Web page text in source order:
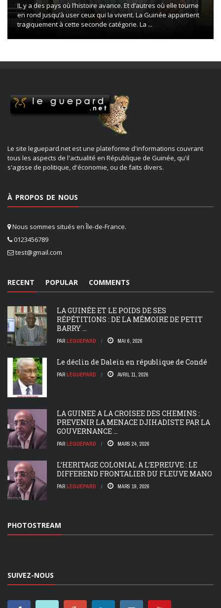
IL y a des pays où l’histoire avance. Et d’autres où elle tourne
en rond jusqu’à user ceux qui la vivent. La Guinée appartient
tragiquement à cette seconde catégorie. La ...
Le site leguepard.net est une plateforme d'informations couvrant
tous les aspects de l'actualité en République de Guinée, qu'il
s'agisse de politique, d'économie, ou de faits divers.
À PROPOS DE NOUS
Nous sommes situés en Île-de-France.
0123456789
test@gmail.com
RECENT POPULAR COMMENTS
LA GUINÉE ET LE POIDS DE SES
RÉPÉTITIONS : DE LA MÉMOIRE DE PETIT
BARRY ...
PAR LEGUEPARD MAI 6, 2026
Le déclin de Dalein en république de Condé
PAR LEGUEPARD AVRIL 11, 2026
LA GUINEE A LA CROISEE DES CHEMINS :
PREVENIR LA MENACE DJIHADISTE PAR LA
GOUVERNANCE ...
PAR LEGUEPARD MARS 24, 2026
L’HERITAGE COLONIAL A L’EPREUVE : LE
DIFFEREND FRONTALIER DU FLEUVE MANO
PAR LEGUEPARD MARS 19, 2026
PHOTOSTREAM
SUIVEZ-NOUS